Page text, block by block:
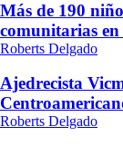
Más de 190
comunitarias en
Roberts Delgado
Ajedrecista
Roberts Delgado